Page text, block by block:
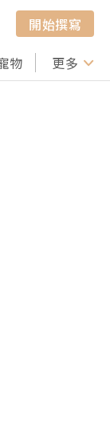
開始撰寫
物 行山 打卡
更多